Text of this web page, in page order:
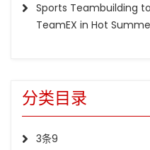
Sports Teambuilding
TeamEX in Hot
分类目录
3条9